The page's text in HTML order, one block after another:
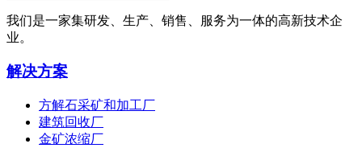
我们是一家集研发、生产、销售、服务为一体的高新技术企
业。
解决方案
方解石采矿和加工厂
建筑回收厂
金矿浓缩厂